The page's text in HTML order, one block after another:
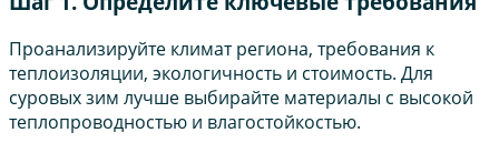
Проанализируйте климат региона, требования к
теплоизоляции, экологичность и стоимость. Для
суровых зим лучше выбирайте материалы с высокой
теплопроводностью и влагостойкостью.